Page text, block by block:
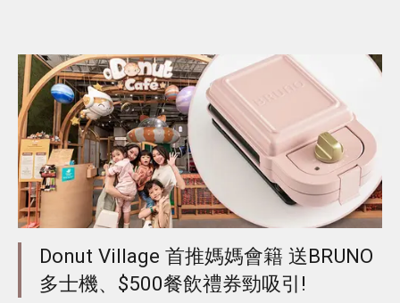
Donut Village 首推媽媽會籍 送BRUNO
多士機、$500餐飲禮券勁吸引!